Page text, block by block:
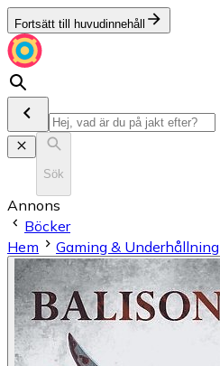
Fortsätt till huvudinnehåll
Sök
Annons
Böcker
Hem
Gaming & Underhållning